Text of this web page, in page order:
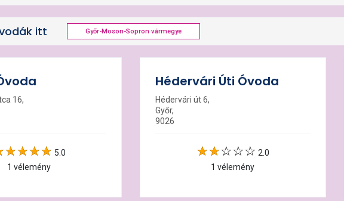
itt Győr-Moson-Sopron vármegye
16,
5.0
1 vélemény
Hédervári Úti Óvoda
Hédervári út 6,
Győr,
9026
2.0
1 vélemény